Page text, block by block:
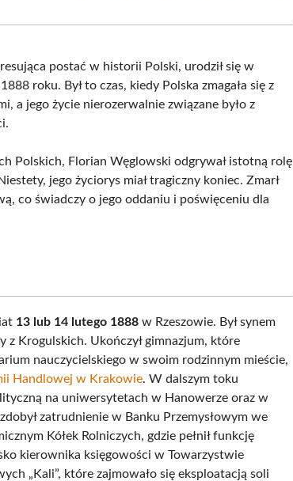
(Twitter)
postać w historii Polski, urodził się w
roku. Był to czas, kiedy Polska zmagała się z
a jego życie nierozerwalnie związane było z
Polskich, Florian Węglowski odgrywał istotną rolę
jego życiorys miał tragiczny koniec. Zmarł
co świadczy o jego oddaniu i poświęceniu dla
13 lub 14 lutego 1888 w Rzeszowie. Był synem
z Krogulskich. Ukończył gimnazjum, które
nauczycielskiego w swoim rodzinnym mieście,
Handlowej w Krakowie. W dalszym toku
na uniwersytetach w Hanowerze oraz w
zatrudnienie w Banku Przemysłowym we
Kółek Rolniczych, gdzie pełnił funkcję
kierownika księgowości w Towarzystwie
„Kali”, które zajmowało się eksploatacją soli